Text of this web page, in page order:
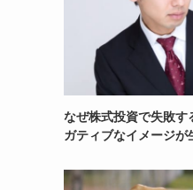
なぜ株式投資で失敗す
ガティブなイメージが